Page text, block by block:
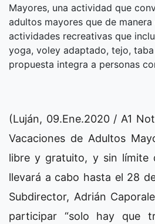
Mayores, una actividad que
adultos mayores que de
actividades recreativas que
yoga, voley adaptado, tejo,
propuesta integra a personas
(Luján, 09.Ene.2020 / A1
Vacaciones de Adultos
libre y gratuito, y sin límite
llevará a cabo hasta el 28
Subdirector, Adrián
participar “solo hay que